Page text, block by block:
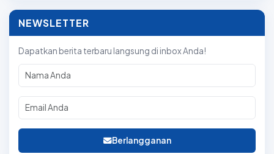
NEWSLETTER
Dapatkan berita terbaru langsung di inbox Anda!
Berlangganan